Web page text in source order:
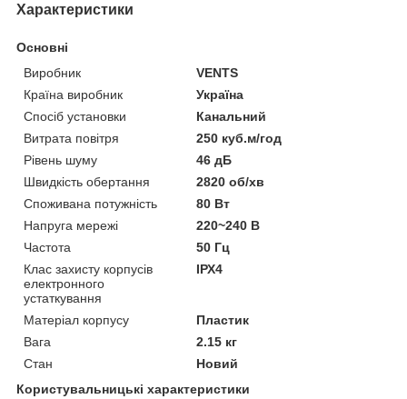
Характеристики
Основні
Виробник
VENTS
Країна виробник
Україна
Спосіб установки
Канальний
Витрата повітря
250 куб.м/год
Рівень шуму
46 дБ
Швидкість обертання
2820 об/хв
Споживана потужність
80 Вт
Напруга мережі
220~240 В
Частота
50 Гц
Клас захисту корпусів
електронного
устаткування
ІРХ4
Матеріал корпусу
Пластик
Вага
2.15 кг
Стан
Новий
Користувальницькі характеристики